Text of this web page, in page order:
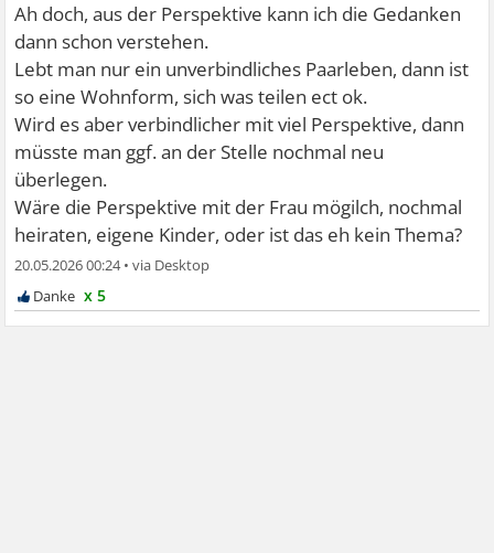
Ah doch, aus der Perspektive kann ich die Gedanken
dann schon verstehen.
Lebt man nur ein unverbindliches Paarleben, dann ist
so eine Wohnform, sich was teilen ect ok.
Wird es aber verbindlicher mit viel Perspektive, dann
müsste man ggf. an der Stelle nochmal neu
überlegen.
Wäre die Perspektive mit der Frau mögilch, nochmal
heiraten, eigene Kinder, oder ist das eh kein Thema?
20.05.2026 00:24•
x 5